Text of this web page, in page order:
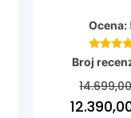
Ocena:
sa
5.00
od 5
Broj